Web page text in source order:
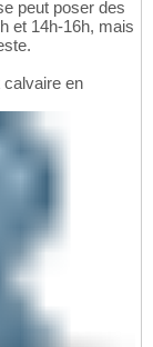
peut poser des
et 14h-16h, mais
calvaire en